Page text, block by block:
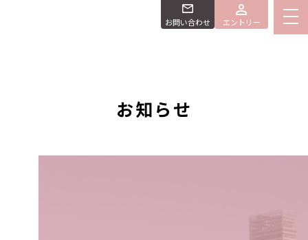
お問い合わせ エントリー
お知らせ